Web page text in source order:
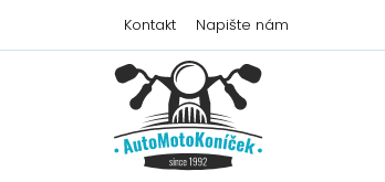
obsah
Kontakt Napište nám